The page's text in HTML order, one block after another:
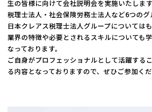
拠点一覧
東京本社東京中野本部埼玉川口本部 千葉本
富山本部高岡本部大阪本部 北大阪本部 神戸
宮崎本部
グループ企業一覧
生の皆様に向けて会社説明会を実施いたします
税理士法人・社会保険労務士法人など6つのグ
日本クレアス税理士法人グループについてはも
業界の特徴や必要とされるスキルについても
なっております。
ご自身がプロフェッショナルとして活躍する
る内容となっておりますので、ぜひご参加くだ